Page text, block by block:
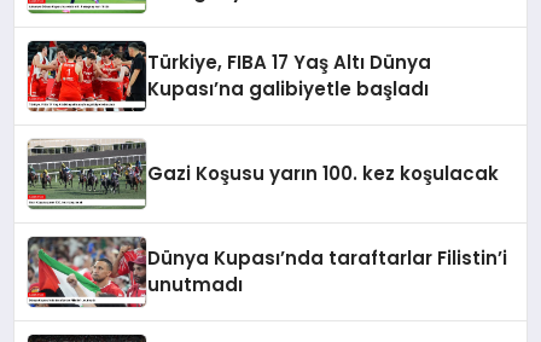
Türkiye, FIBA 17 Yaş Altı Dünya
Kupası’na galibiyetle başladı
Gazi Koşusu yarın 100. kez koşulacak
Dünya Kupası’nda taraftarlar Filistin’i
unutmadı